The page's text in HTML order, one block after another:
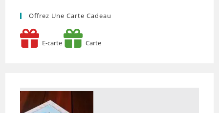
Offrez Une Carte Cadeau
E-carte Carte